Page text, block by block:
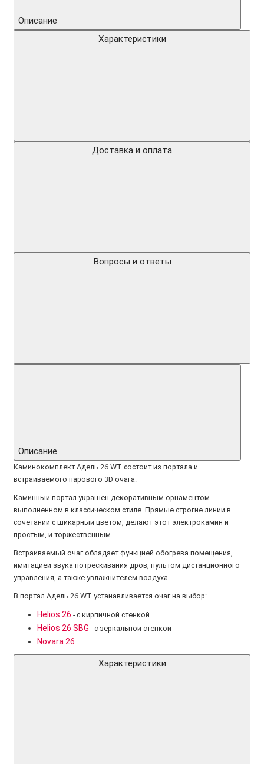
Описание
Характеристики
Доставка и оплата
Вопросы и ответы
Описание
Каминокомплект Адель 26 WT состоит из портала и
встраиваемого парового 3D очага.
Каминный портал украшен декоративным орнаментом
выполненном в классическом стиле. Прямые строгие линии в
сочетании с шикарный цветом, делают этот электрокамин и
простым, и торжественным.
Встраиваемый очаг обладает функцией обогрева помещения,
имитацией звука потрескивания дров, пультом дистанционного
управления, а также увлажнителем воздуха.
В портал Адель 26 WT устанавливается очаг на выбор:
Helios 26 - с кирпичной стенкой
Helios 26 SBG - с зеркальной стенкой
Novara 26
Характеристики